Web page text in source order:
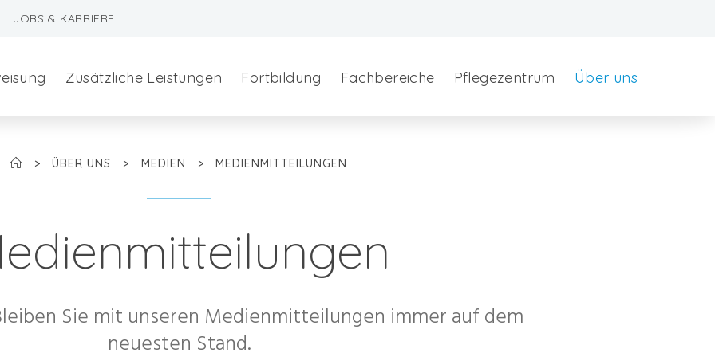
JOBS & KARRIERE
Zusätzliche Leistungen Fortbildung Fachbereiche Pflegezentrum Über uns
> ÜBER UNS > MEDIEN > MEDIENMITTEILUNGEN
Sie mit unseren Medienmitteilungen immer auf dem
neuesten Stand.